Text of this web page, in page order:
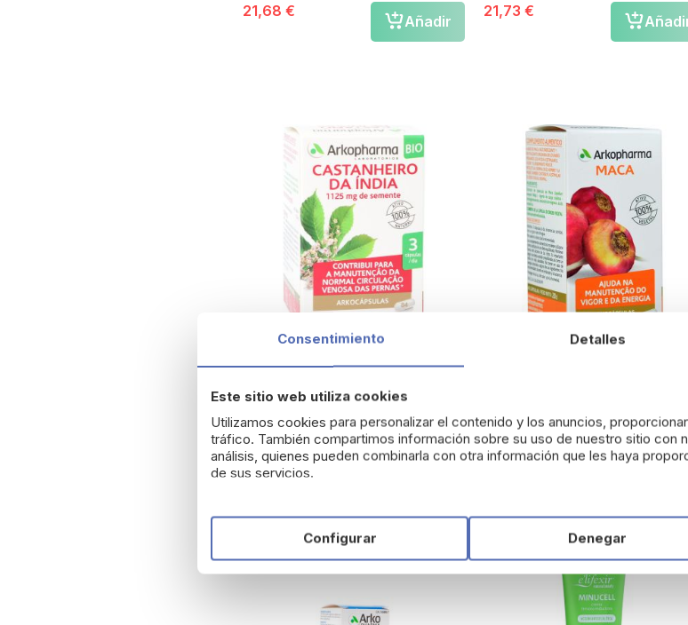
21,68 €
Añadir
21,73 €
Bio 84 Cápsulas
12,38 €
Añadir
15,79 €
Consentimiento Detalles
Este sitio web utiliza cookies
Utilizamos cookies para personalizar el contenido y los anuncios,
tráfico. También compartimos información sobre su uso de nuestro sitio con
análisis, quienes pueden combinarla con otra información que les haya
de sus servicios.
Configurar Denegar